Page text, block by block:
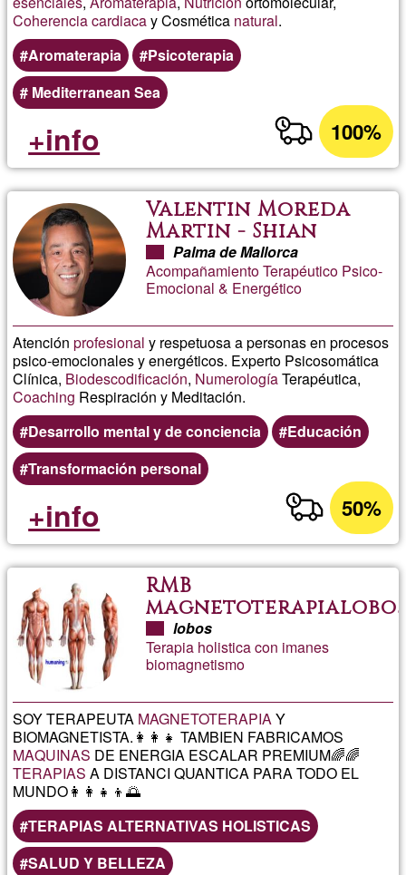
Coherencia cardiacay Cosmética natural.
Aromaterapia
Psicoterapia
Mediterranean Sea
100%
+info
Valentin Moreda
Martin - Shian
Palma de Mallorca
Acompañamiento Terapéutico Psico-
Emocional & Energético
Atenciónprofesional y respetuosa a personas en procesos
psico-emocionales y energéticos. Experto Psicosomática
Clínica, Biodescodificación, NumerologíaTerapéutica,
Coaching Respiración y Meditación.
Desarrollo mental y de conciencia
Educación
Transformación personal
50%
+info
RMB
lobos
Terapia holistica con imanes
biomagnetismo
SOY TERAPEUTA MAGNETOTERAPIAY
BIOMAGNETISTA.👩‍👩‍👧 TAMBIEN FABRICAMOS
MAQUINAS DE ENERGIA ESCALAR PREMIUM🌈🌈
TERAPIAS A DISTANCI QUANTICA PARA TODO EL
MUNDO👩‍👩‍👧‍👦🌅
TERAPIAS ALTERNATIVAS HOLISTICAS
SALUD Y BELLEZA